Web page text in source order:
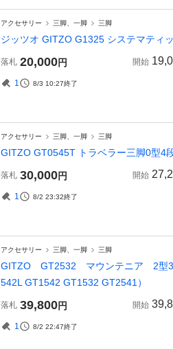
アクセサリー 三脚、一脚 三脚
ジッツオ GITZO G1325 システマティ
落札 20,000円 開始
1 8/3 10:27終了
アクセサリー 三脚、一脚 三脚
GITZO GT0545T トラベラー三脚0型4
落札 30,000円 開始
1 8/2 23:32終了
アクセサリー 三脚、一脚 三脚
GITZO GT2532 マウンテニア 2型3
542L GT1542 GT1532 GT2541）
落札 39,800円 開始
1 8/2 22:47終了